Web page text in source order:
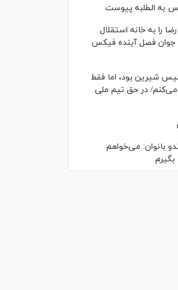
به الطلبه پیوست
را به خانه استقلال
۳ بازیکن جوان فصل آینده فیکس
شیرین بود، اما فقط
می‌کنم/ در حق تیم ملی
بانوان: می‌خواهم
بگیرم